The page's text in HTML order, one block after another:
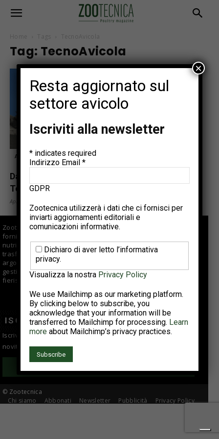
Home Tags TecnoAvicola
Tag: TecnoAvicola
Aziende
Da oltre 25 anni in prima linea nel settore,
TecnoAvicola torna...
Aprile 29, 2025
Zootecnica.it è il sito specializzato sul settore avicolo che
fornisce informazioni di qualità per aziende di selezione,
nutrizionisti, veterinari, allevatori e centri di macellazione e
trasformazione. Offre approfondimenti e articoli su vari
argomenti fra cui tendenze di mercato, buone pratiche di
gestione e suggerimenti tecnici; si occupa anche di eventi
fieristici, reportage e interviste ad aziende del comparto.
ISCRIVITI ALLA NEWSLETTER
Iscriviti alla newsletter per essere sempre informato sulle
novità del settore avicolo!
© Zootecnica
Chi siamo
Abbonati Newsletter Pubblicità Privacy Policy
Resta aggiornato sul
settore avicolo
Iscriviti alla newsletter
* indicates required
Indirizzo Email *
GDPR
Zootecnica utilizzerà i dati che ci fornisci per
inviarti aggiornamenti editoriali e
comunicazioni informative.
Dichiaro di aver letto l’informativa
privacy.
Visualizza la nostra Privacy Policy
We use Mailchimp as our marketing platform.
By clicking below to subscribe, you
acknowledge that your information will be
transferred to Mailchimp for processing. Learn
more about Mailchimp’s privacy practices.
×